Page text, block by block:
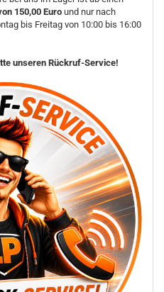
150,00 Euro und nur nach
bis Freitag von 10:00 bis 16:00
unseren Rückruf-Service!